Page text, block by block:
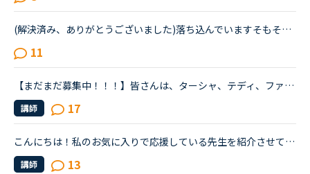
(解決済み、ありがとうございました)落ち込んでいますそもそも私が英語が出来ないのが悪いのですが先生と性格について話し合った時に、あなたはポジティブ？ネガティブ？と、聞かれたので、ネガティブと答えまし...
11
【まだまだ募集中！！！】皆さんは、ターシャ、テディ、ファンファンのどの教師が1番好きですか？？理由も教えてください！！ちなみに私はテディですw理由は、1番可愛いし、（声も1番）授業を楽しませてくれるか...
講師 17
こんにちは！私のお気に入りで応援している先生を紹介させてください。フィリピン人の女性の先生二人で、ウェンディー(Wendy)先生(41歳)とベラ(Bella)先生(41歳)です。私はもっぱらﾌﾘｰﾄｰｸで受講しているのですが...
講師 13